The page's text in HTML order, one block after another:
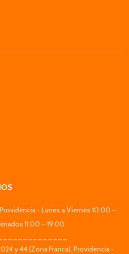
- Lunes a Viernes 10:00 –
11:00 – 19:00
y 44 (Zona Franca), Providencia -